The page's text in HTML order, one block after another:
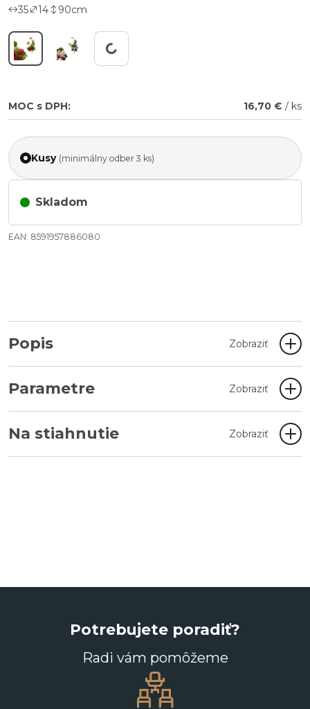
35 14 90cm
Working...
MOC s DPH: 16,70 € / ks
Kusy (minimálny odber 3 ks)
Skladom
EAN: 8591957886080
Popis Zobraziť
Parametre Zobraziť
Na stiahnutie Zobraziť
Potrebujete poradiť?
Radi vám pomôžeme